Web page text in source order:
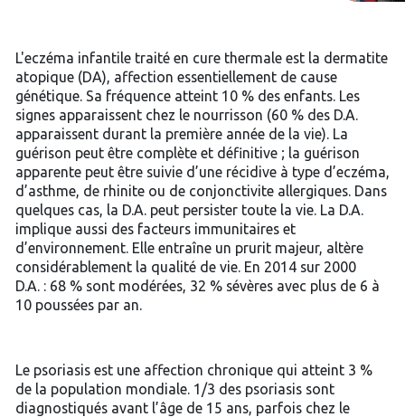
L'eczéma infantile traité en cure thermale est la dermatite
atopique (DA), affection essentiellement de cause
génétique. Sa fréquence atteint 10 % des enfants. Les
signes apparaissent chez le nourrisson (60 % des D.A.
apparaissent durant la première année de la vie). La
guérison peut être complète et définitive ; la guérison
apparente peut être suivie d’une récidive à type d’eczéma,
d’asthme, de rhinite ou de conjonctivite allergiques. Dans
quelques cas, la D.A. peut persister toute la vie. La D.A.
implique aussi des facteurs immunitaires et
d’environnement. Elle entraîne un prurit majeur, altère
considérablement la qualité de vie. En 2014 sur 2000
D.A. : 68 % sont modérées, 32 % sévères avec plus de 6 à
10 poussées par an.
Le psoriasis est une affection chronique qui atteint 3 %
de la population mondiale. 1/3 des psoriasis sont
diagnostiqués avant l’âge de 15 ans, parfois chez le